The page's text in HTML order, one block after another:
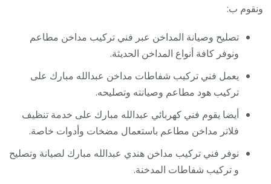
ونقوم ب:
تصليح وصيانة المداخن عبر فني تركيب مداخن مطاعم
ونوفر كافة أنواع المداخن الحديثة.
يعمل فني تركيب شفاطات مداخن عبدالله مبارك على
تركيب هود مطاعم وصيانته وتصليحه.
أيضا يقوم فني كهربائي عبدالله مبارك على خدمة تنظيف
فلاتر مداخن مطاعم باستعمال مضخات وأدوات خاصة.
نوفر فني تركيب مداخن هندي عبدالله مبارك لصيانة وتصليح
و تركيب شفاطات المدخنة.